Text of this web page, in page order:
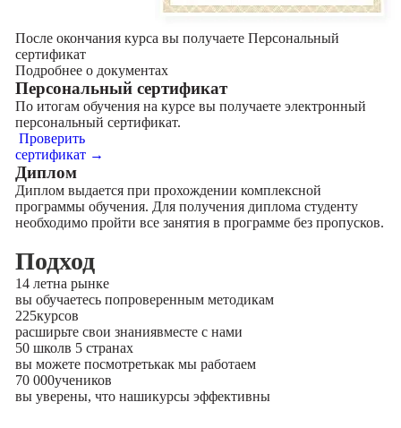
После окончания курса вы получаете Персональный
сертификат
Подробнее о документах
Персональный сертификат
По итогам обучения на курсе вы получаете электронный
персональный сертификат.
Проверить
сертификат →
Диплом
Диплом выдается при прохождении комплексной
программы обучения. Для получения диплома студенту
необходимо пройти все занятия в программе без пропусков.
Подход
14 летна рынке
вы обучаетесь попроверенным методикам
225курсов
расширьте свои знаниявместе с нами
50 школв 5 странах
вы можете посмотретькак мы работаем
70 000учеников
вы уверены, что нашикурсы эффективны